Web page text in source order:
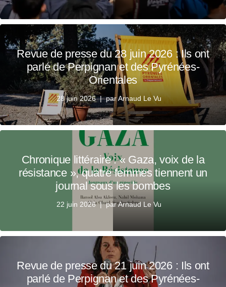
Revue de presse du 28 juin 2026 : Ils ont
parlé de Perpignan et des Pyrénées-
Orientales
28 juin 2026 parArnaud Le Vu
Chronique littéraire : « Gaza, voix de la
résistance », quatre femmes tiennent un
journal sous les bombes
22 juin 2026 parArnaud Le Vu
Revue de presse du 21 juin 2026 : Ils ont
parlé de Perpignan et des Pyrénées-